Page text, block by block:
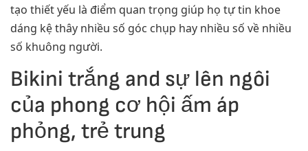
tạo thiết yếu là điểm quan trọng giúp họ tự tin khoe
dáng kệ thây nhiều số góc chụp hay nhiều số về nhiều
số khuông người.
Bikini trắng and sự lên ngôi
của phong cơ hội ấm áp
phỏng, trẻ trung